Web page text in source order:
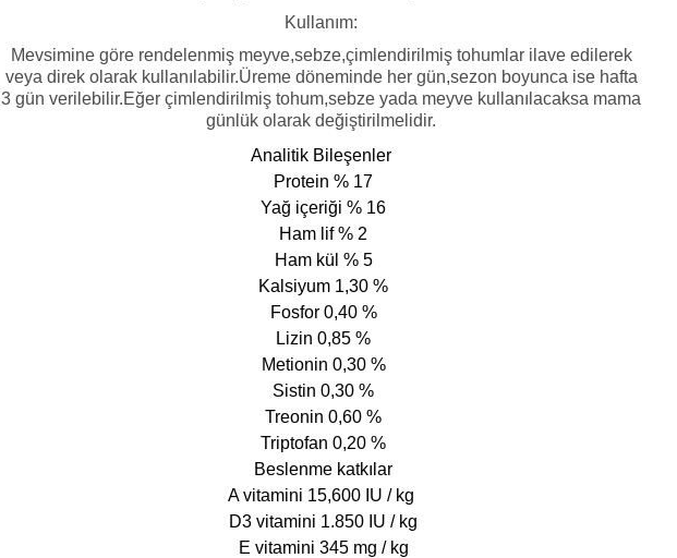
Kullanım:
Mevsimine göre rendelenmiş meyve,sebze,çimlendirilmiş tohumlar ilave edilerek
veya direk olarak kullanılabilir.Üreme döneminde her gün,sezon boyunca ise hafta
3 gün verilebilir.Eğer çimlendirilmiş tohum,sebze yada meyve kullanılacaksa mama
günlük olarak değiştirilmelidir.
Analitik Bileşenler
Protein % 17
Yağ içeriği % 16
Ham lif % 2
Ham kül % 5
Kalsiyum 1,30 %
Fosfor 0,40 %
Lizin 0,85 %
Metionin 0,30 %
Sistin 0,30 %
Treonin 0,60 %
Triptofan 0,20 %
Beslenme katkılar
A vitamini 15,600 IU / kg
D3 vitamini 1.850 IU / kg
E vitamini 345 mg / kg